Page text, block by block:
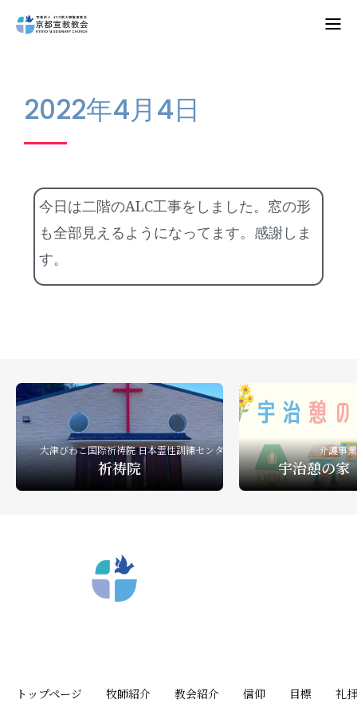
教会案内
礼拝・集会
牧師コラム
聖殿建築
NPO法人HOPE300
礼拝ビデオ NPO活動
2022年4月4日
今日は二階のALC工事をしました。窓の形
も全部見えるようになってます。感謝しま
す。
大津びわこ国際祈祷院 日本霊性訓練センター
祈祷院
介護事
宇治憩の
トップページ 牧師紹介 教会紹介 信仰 目標 礼